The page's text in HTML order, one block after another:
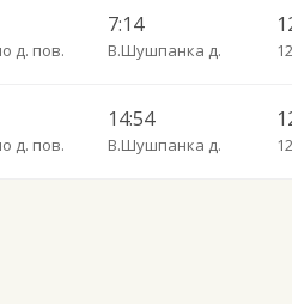
д. пов.
7:14
В.Шушпанка д.
д. пов.
14:54
В.Шушпанка д.